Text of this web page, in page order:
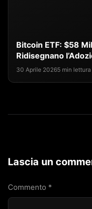
Bitcoin ETF: $58
Ridisegnano
30 Aprile 20265 min lettura
Lascia un
Commento *